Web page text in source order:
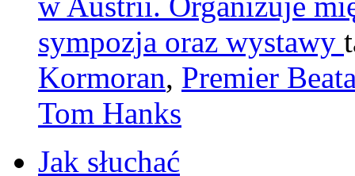
sympozja oraz wystawy
Kormoran, Premier
Tom Hanks
Jak słuchać